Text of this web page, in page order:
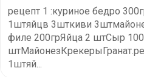
рецепт 1 :куриное бедро
1штяйцв 3шткиви
филе 200грЯйца 2 штСыр
1штяй...